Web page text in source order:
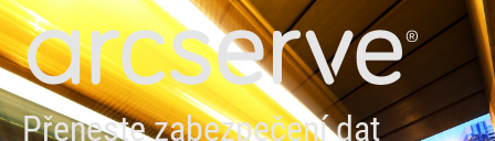
Přeneste zabezpečení dat